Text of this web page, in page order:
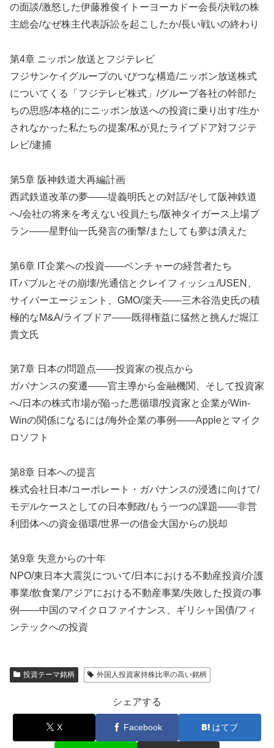
の面談/激怒した伊藤雅俊イトーヨーカドー会長/決戦の株
主総会/なぜ株主代表訴訟を起こしたか/長い戦いの終わり
第4章 ニッポン放送とフジテレビ
フジサンケイグループのいびつな構造/ニッポン放送株式
についてくる「フジテレビ株式」/グループ各社の幹部た
ちの思惑/本格的にニッポン放送への投資に乗り出す/生か
されなかった私たちの提案/私が見たライブドア対フジテ
レビ/逮捕
第5章 阪神鉄道大再編計画
西武鉄道改革の夢――堤義明氏との対話/そして阪神鉄道
へ/会社の将来を考えない役員たち/阪神タイガース上場プ
ラン――星野仙一氏発言の衝撃/またしても夢は潰えた
第6章 IT企業への投資――ベンチャーの経営者たち
ITバブルとその崩壊/光通信とクレイフィッシュ/USEN、
サイバーエージェント、GMO/楽天――三木谷浩史氏の積
極的なM&A/ライブドア――既得権益に猛然と挑んだ堀江
貴文氏
第7章 日本の問題点――投資家の視点から
ガバナンスの変遷――官主導から金融機関、そして投資家
へ/日本の株式市場が陥った悪循環/投資家と企業がWin‐
Winの関係になるには/海外企業の事例――Appleとマイク
ロソフト
第8章 日本への提言
株式会社日本/コーポレート・ガバナンスの浸透に向けて/
モデルケースとしての日本郵政/もう一つの課題――非営
利団体への資金循環/世界一の借金大国からの脱却
第9章 失意からの十年
NPO/東日本大震災について/日本における不動産投資/介護
事業/飲食業/アジアにおける不動産事業/失敗した投資の事
例――中国のマイクロファイナンス、ギリシャ国債/フィ
ンテックへの投資
投資テーマ銘柄 外国人投資家持株比率の高い銘柄
シェアする
X Facebook はてブ